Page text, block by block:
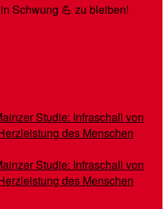
Schwung 💪 zu bleiben!
Studie: Infraschall von
des Menschen
Studie: Infraschall von
des Menschen